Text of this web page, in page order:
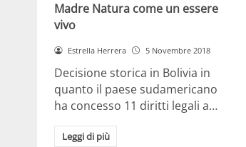
Madre Natura come un essere
vivo
Estrella Herrera 5 Novembre 2018
Decisione storica in Bolivia in
quanto il paese sudamericano
ha concesso 11 diritti legali a…
Leggi di più